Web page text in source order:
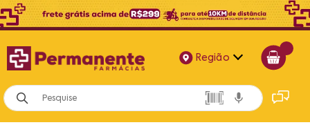
Região
Alagoas
Bahia